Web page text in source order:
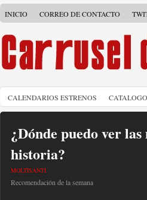
INICIO CORREO DE CONTACTO
CALENDARIOS ESTRENOS
¿Dónde puedo ver
historia?
MOLTISANTI
Recomendación de la semana